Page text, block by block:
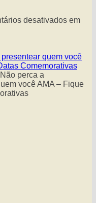
desativados em
quem você
Comemorativas
perca a
você AMA – Fique